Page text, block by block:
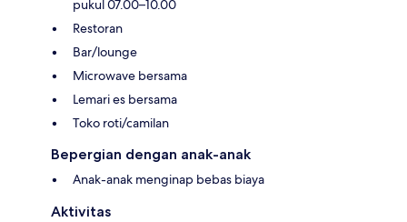
pukul 07.00–10.00
Restoran
Bar/lounge
Microwave bersama
Lemari es bersama
Toko roti/camilan
Bepergian dengan anak-anak
Anak-anak menginap bebas biaya
Aktivitas